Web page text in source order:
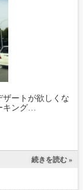
ートが欲しくな
キング…
続きを読む »